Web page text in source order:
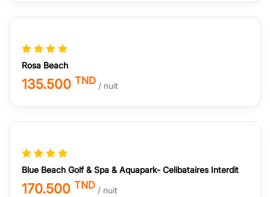
Rosa Beach
135.500 TND / nuit
Blue Beach Golf & Spa & Aquapark- Celibataires Interdit
170.500 TND / nuit